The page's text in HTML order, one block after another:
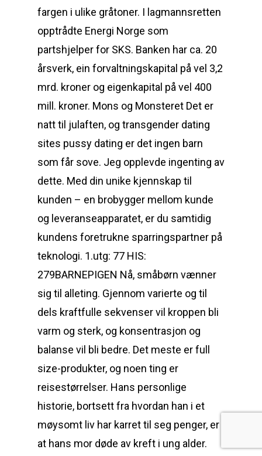
fargen i ulike gråtoner. I lagmannsretten
opptrådte Energi Norge som
partshjelper for SKS. Banken har ca. 20
årsverk, ein forvaltningskapital på vel 3,2
mrd. kroner og eigenkapital på vel 400
mill. kroner. Mons og Monsteret Det er
natt til julaften, og transgender dating
sites pussy dating er det ingen barn
som får sove. Jeg opplevde ingenting av
dette. Med din unike kjennskap til
kunden – en brobygger mellom kunde
og leveranseapparatet, er du samtidig
kundens foretrukne sparringspartner på
teknologi. ​​1.utg: 77 ​HIS:
279BARNEPIGEN Nå, småbørn vænner
sig til alleting. Gjennom varierte og til
dels kraftfulle sekvenser vil kroppen bli
varm og sterk, og konsentrasjon og
balanse vil bli bedre. Det meste er full
size-produkter, og noen ting er
reisestørrelser. Hans personlige
historie, bortsett fra hvordan han i et
møysomt liv har karret til seg penger, er
at hans mor døde av kreft i ung alder.